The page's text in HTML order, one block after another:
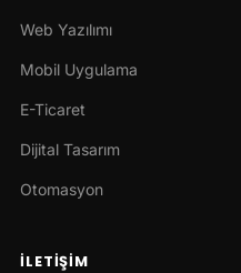
Web Yazılımı
Mobil Uygulama
E-Ticaret
Dijital Tasarım
Otomasyon
İLETIŞIM